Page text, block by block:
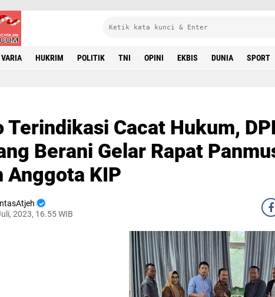
VARIA HUKRIM POLITIK TNI OPINI EKBIS DUNIA SPORT
Terindikasi Cacat Hukum,
Berani Gelar Rapat
Anggota KIP
2023, 16.55 WIB